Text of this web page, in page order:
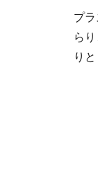
プ
ら
り